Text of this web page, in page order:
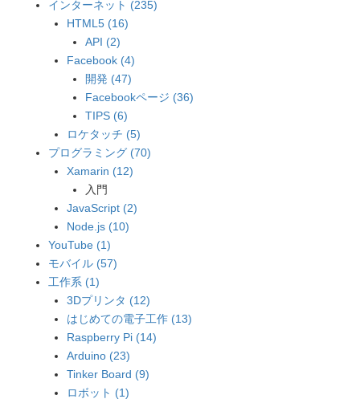
インターネット (235)
HTML5 (16)
API (2)
Facebook (4)
開発 (47)
Facebookページ (36)
TIPS (6)
ロケタッチ (5)
プログラミング (70)
Xamarin (12)
入門
JavaScript (2)
Node.js (10)
YouTube (1)
モバイル (57)
工作系 (1)
3Dプリンタ (12)
はじめての電子工作 (13)
Raspberry Pi (14)
Arduino (23)
Tinker Board (9)
ロボット (1)